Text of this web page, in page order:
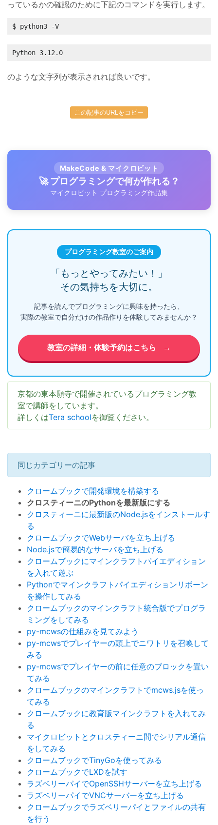
っているかの確認のために下記のコマンドを実行します。
$ python3 -V
Python 3.12.0
のような文字列が表示されれば良いです。
この記事のURLをコピー
MakeCode & マイクロビット
🚀 プログラミングで何が作れる？
マイクロビット プログラミング作品集
プログラミング教室のご案内
「もっとやってみたい！」
その気持ちを大切に。
記事を読んでプログラミングに興味を持ったら、
実際の教室で自分だけの作品作りを体験してみませんか？
教室の詳細・体験予約はこちら →
京都の東本願寺で開催されているプログラミング教
室で講師をしています。
詳しくはTera schoolを御覧ください。
同じカテゴリーの記事
クロームブックで開発環境を構築する
クロスティーニのPythonを最新版にする
クロスティーニに最新版のNode.jsをインストールす
る
クロームブックでWebサーバを立ち上げる
Node.jsで簡易的なサーバを立ち上げる
クロームブックにマインクラフトパイエディション
を入れて遊ぶ
Pythonでマインクラフトパイエディションリボーン
を操作してみる
クロームブックのマインクラフト統合版でプログラ
ミングをしてみる
py-mcwsの仕組みを見てみよう
py-mcwsでプレイヤーの頭上でニワトリを召喚して
みる
py-mcwsでプレイヤーの前に任意のブロックを置い
てみる
クロームブックのマインクラフトでmcws.jsを使っ
てみる
クロームブックに教育版マインクラフトを入れてみ
る
マイクロビットとクロスティーニ間でシリアル通信
をしてみる
クロームブックでTinyGoを使ってみる
クロームブックでLXDを試す
ラズベリーパイでOpenSSHサーバーを立ち上げる
ラズベリーパイでVNCサーバーを立ち上げる
クロームブックでラズベリーパイとファイルの共有
を行う